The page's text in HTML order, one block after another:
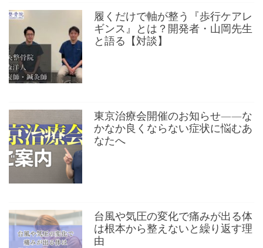
履くだけで軸が整う『歩行ケアレ
ギンス』とは？開発者・山岡先生
と語る【対談】
東京治療会開催のお知らせ——な
かなか良くならない症状に悩むあ
なたへ
台風や気圧の変化で痛みが出る体
は根本から整えないと繰り返す理
由